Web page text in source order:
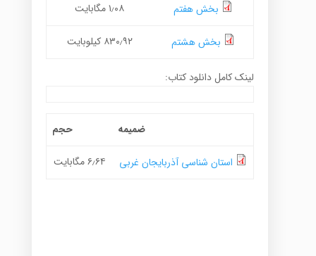
بخش هفتم ۱٫۰۸ مگابایت
بخش هشتم ۸۳۰٫۹۲ کیلوبایت
لینک کامل دانلود کتاب:
ضمیمه حجم
استان شناسی آذربایجان غربی ۶٫۶۴ مگابایت